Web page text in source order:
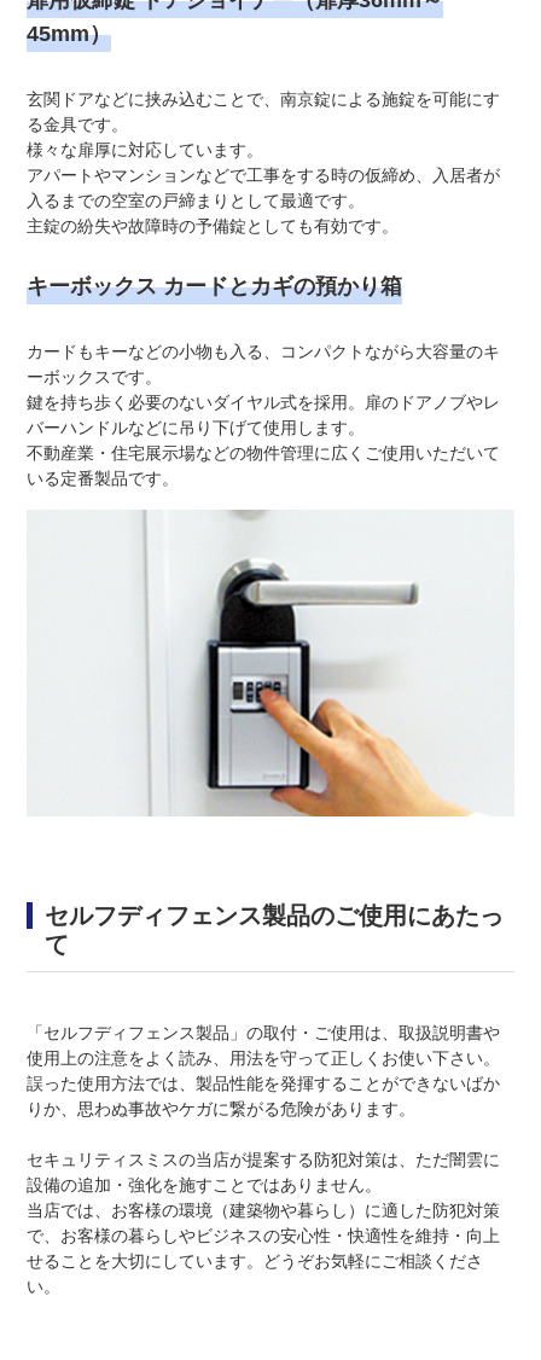
45mm）
玄関ドアなどに挟み込むことで、南京錠による施錠を可能にす
る金具です。
様々な扉厚に対応しています。
アパートやマンションなどで工事をする時の仮締め、入居者が
入るまでの空室の戸締まりとして最適です。
主錠の紛失や故障時の予備錠としても有効です。
キーボックス カードとカギの預かり箱
カードもキーなどの小物も入る、コンパクトながら大容量のキ
ーボックスです。
鍵を持ち歩く必要のないダイヤル式を採用。扉のドアノブやレ
バーハンドルなどに吊り下げて使用します。
不動産業・住宅展示場などの物件管理に広くご使用いただいて
いる定番製品です。
セルフディフェンス製品のご使用にあたっ
て
「セルフディフェンス製品」の取付・ご使用は、取扱説明書や
使用上の注意をよく読み、用法を守って正しくお使い下さい。
誤った使用方法では、製品性能を発揮することができないばか
りか、思わぬ事故やケガに繋がる危険があります。
セキュリティスミスの当店が提案する防犯対策は、ただ闇雲に
設備の追加・強化を施すことではありません。
当店では、お客様の環境（建築物や暮らし）に適した防犯対策
で、お客様の暮らしやビジネスの安心性・快適性を維持・向上
せることを大切にしています。どうぞお気軽にご相談くださ
い。